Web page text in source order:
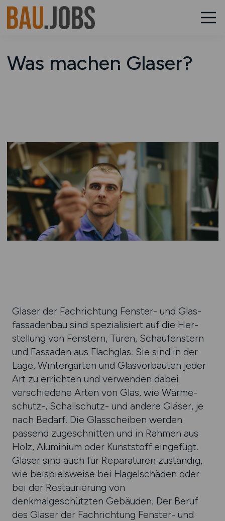
Was machen Glaser?
Glaser der Fachrichtung Fenster- und Glas­
fassaden­bau sind spezi­ali­siert auf die Her­
stellung von Fenstern, Türen, Schaufenstern
und Fassaden aus Flachglas. Sie sind in der
Lage, Wintergärten und Glasvorbauten jeder
Art zu errichten und verwenden dabei
verschiedene Arten von Glas, wie Wärme­
schutz-, Schallschutz- und andere Gläser, je
nach Bedarf. Die Glas­scheiben werden
passend zugeschnitten und in Rahmen aus
Holz, Aluminium oder Kunststoff eingefügt.
Glaser sind auch für Repara­turen zuständig,
wie beispielsweise bei Hagel­schäden oder
bei der Restau­rierung von
denkmalgeschützten Gebäuden. Der Beruf
des Glaser der Fachrichtung Fenster- und